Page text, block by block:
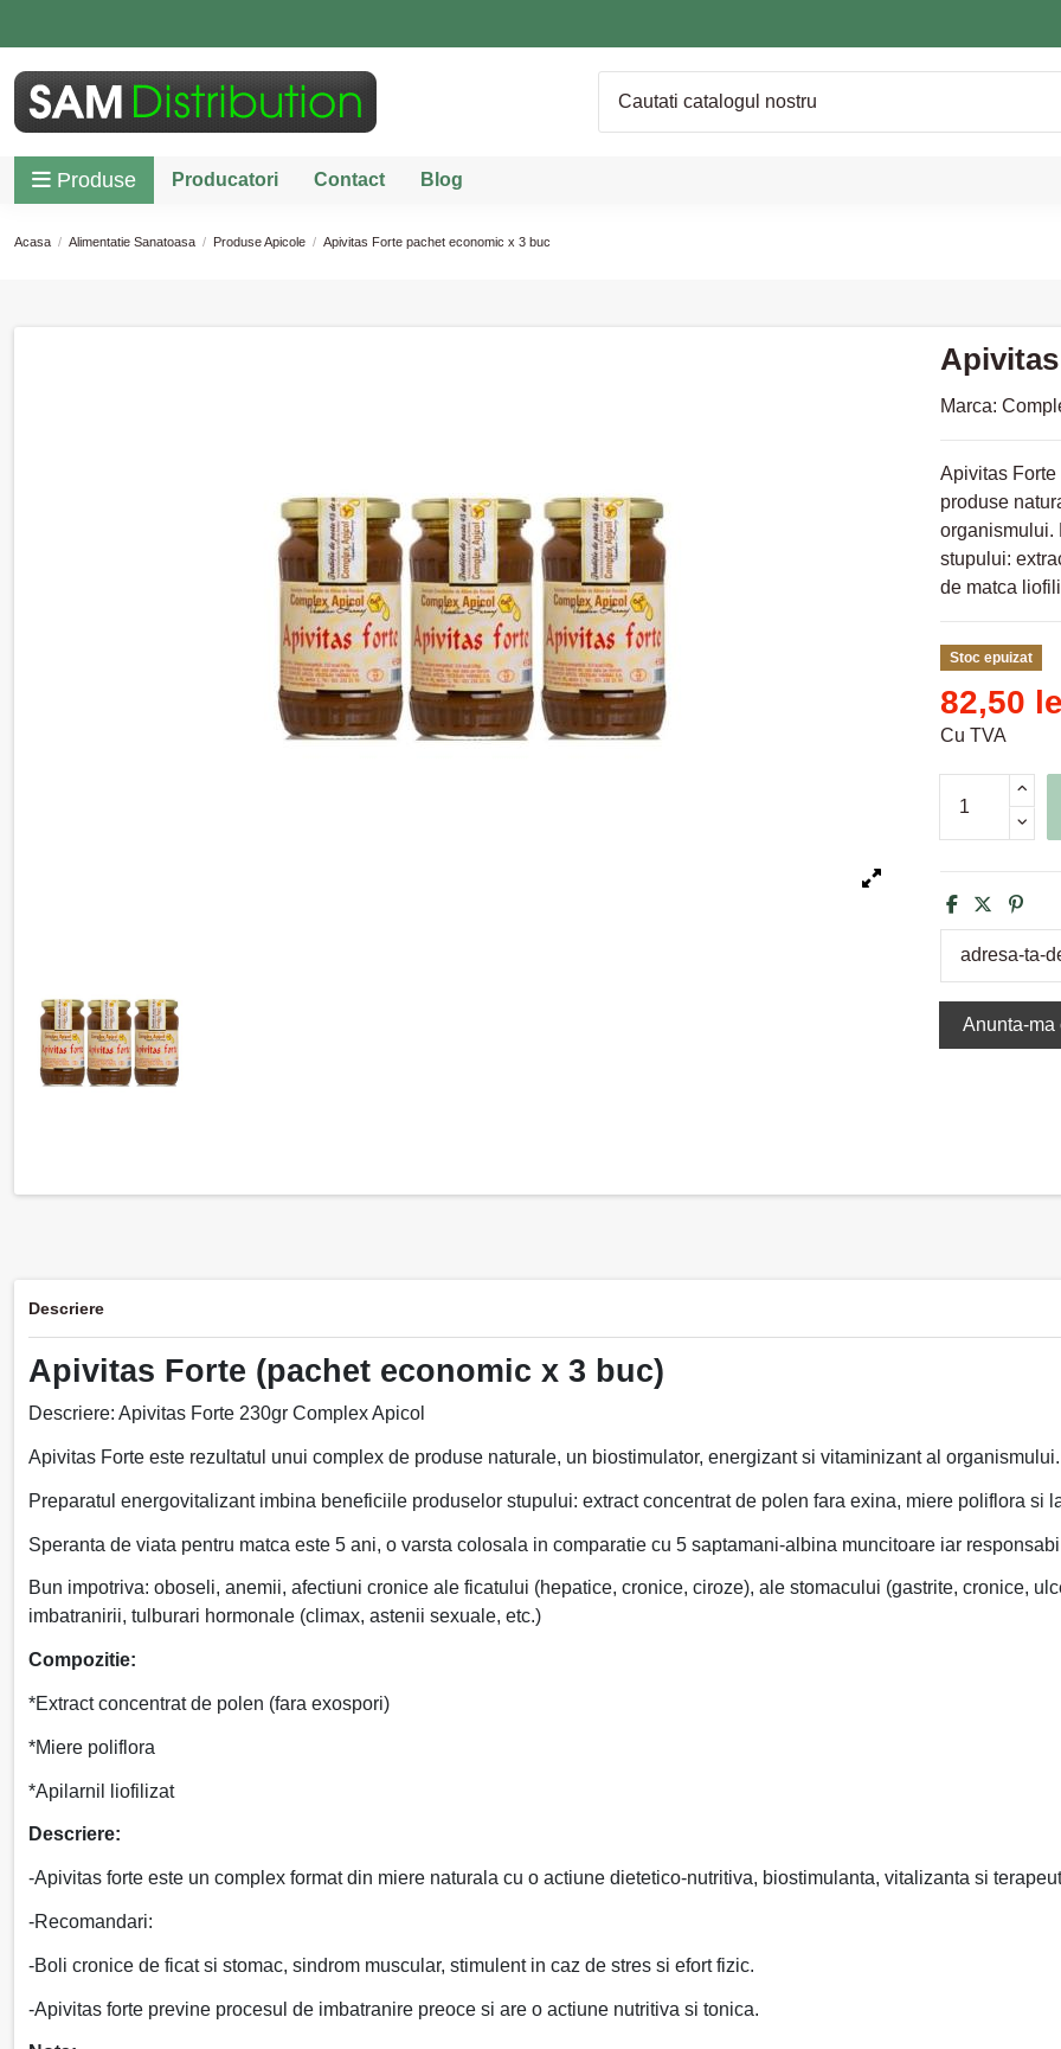
Produse Producatori Contact Blog
Acasa Alimentatie Sanatoasa Produse Apicole Apivitas Forte pachet economic x 3 buc
Marca:
Apivitas
produse
organismului.
stupului:
de matca
Stoc epuizat
82,50
Cu TVA
Descriere
Apivitas Forte (pachet economic x 3 buc)
Descriere: Apivitas Forte 230gr Complex Apicol
Apivitas Forte este rezultatul unui complex de produse naturale, un biostimulator, energizant si vitaminizant al organismului.
Preparatul energovitalizant imbina beneficiile produselor stupului: extract concentrat de polen fara exina, miere poliflora si
Speranta de viata pentru matca este 5 ani, o varsta colosala in comparatie cu 5 saptamani-albina muncitoare iar
Bun impotriva: oboseli, anemii, afectiuni cronice ale ficatului (hepatice, cronice, ciroze), ale stomacului (gastrite, cronice,
imbatranirii, tulburari hormonale (climax, astenii sexuale, etc.)
Compozitie:
*Extract concentrat de polen (fara exospori)
*Miere poliflora
*Apilarnil liofilizat
Descriere:
-Apivitas forte este un complex format din miere naturala cu o actiune dietetico-nutritiva, biostimulanta, vitalizanta si
-Recomandari:
-Boli cronice de ficat si stomac, sindrom muscular, stimulent in caz de stres si efort fizic.
-Apivitas forte previne procesul de imbatranire preoce si are o actiune nutritiva si tonica.